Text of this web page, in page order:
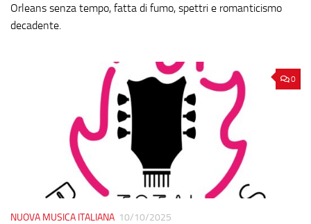
Orleans senza tempo, fatta di fumo, spettri e romanticismo
decadente.
0
NUOVA MUSICA ITALIANA 10/10/2025